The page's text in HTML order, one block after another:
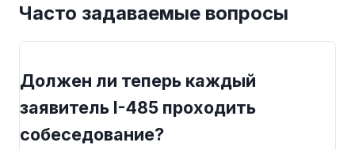
Часто задаваемые вопросы
Должен ли теперь каждый
заявитель I-485 проходить
собеседование?